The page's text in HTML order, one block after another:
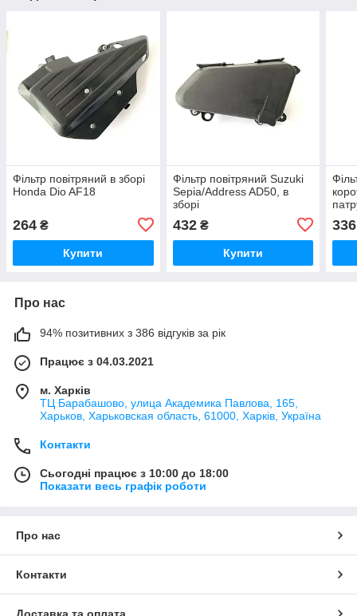
Фільтр повітряний в зборі
Honda Dio AF18
264 ₴
Купити
Фільтр повітряний Suzuki
Sepia/Address AD50, в
зборі
432₴
Купити
336
Про нас
94% позитивних з 386 відгуків за рік
Працює з 04.03.2021
м. Харків
ТЦ Барабашово, улица Академика Павлова, 165,
Харьков, Харьковская область, 61000, Харків, Україна
Контакти
Сьогодні працює з 10:00 до 18:00
Показати весь графік роботи
Про нас
Контакти